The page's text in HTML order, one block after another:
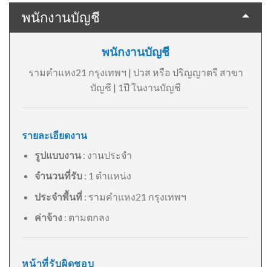
พนักงานบัญชี
พนักงานบัญชี
รามคำแหง21 กรุงเทพฯ | ปวส หรือ ปริญญาตรี สาขา
บัญชี | 1ปี ในงานบัญชี
รายละเอียดงาน
รูปแบบงาน: งานประจำ
จำนวนที่รับ: 1 ตำแหน่ง
ประจำพื้นที่: รามคำแหง21 กรุงเทพฯ
ค่าจ้าง: ตามตกลง
หน้าที่รับผิดชอบ